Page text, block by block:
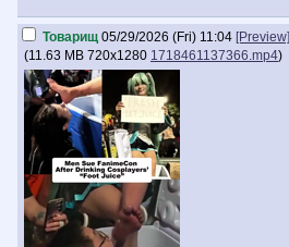
Товарищ 05/29/2026 (Fri) 11:04 [Preview]
(11.63 MB 720x1280 1718461137366.mp4)